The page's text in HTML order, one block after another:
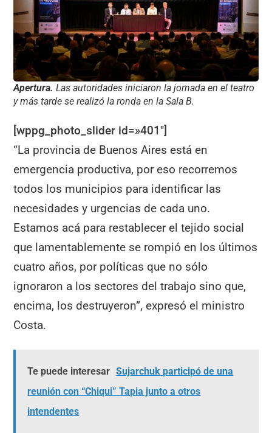
Apertura. Las autoridades iniciaron la jornada en el teatro
y más tarde se realizó la ronda en la Sala B.
[wppg_photo_slider id=»401″]
“La provincia de Buenos Aires está en
emergencia productiva, por eso recorremos
todos los municipios para identificar las
necesidades y urgencias de cada uno.
Estamos acá para restablecer el tejido social
que lamentablemente se rompió en los últimos
cuatro años, por políticas que no sólo
ignoraron a los sectores del trabajo sino que,
encima, los destruyeron”, expresó el ministro
Costa.
Te puede interesar Sujarchuk participó de una
reunión con “Chiqui” Tapia junto a otros
intendentes